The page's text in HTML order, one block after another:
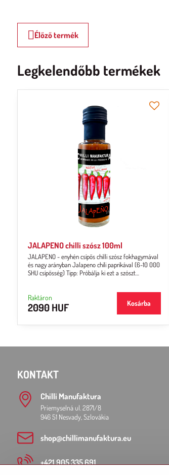
Élőző termék
Legkelendőbb termékek
JALAPENO chilli szósz 100ml
JALAPENO - enyhén csípős chilli szósz fokhagymával
és nagy arányban Jalapeno chili paprikával (6-10 000
SHU csípősség) Tipp: Próbálja ki ezt a szószt
Raktáron
2090 HUF Kosárba
KONTAKT
Chilli Manufaktura
Priemyselná ul. 2871/8
946 51 Nesvady, Szlovákia
shop​@chillimanufaktura​.eu
+421 905 335 691